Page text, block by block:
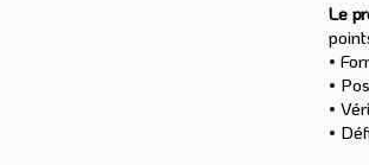
Le
•
•
•
•